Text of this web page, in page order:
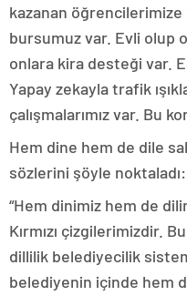
kazanan
bursumuz var. Evli olup
onlara kira desteği var.
Yapay zekayla trafik
çalışmalarımız var. Bu
Hem dine hem de dile
sözlerini şöyle noktaladı:
“Hem dinimiz hem de
Kırmızı çizgilerimizdir.
dillilik belediyecilik
belediyenin içinde hem